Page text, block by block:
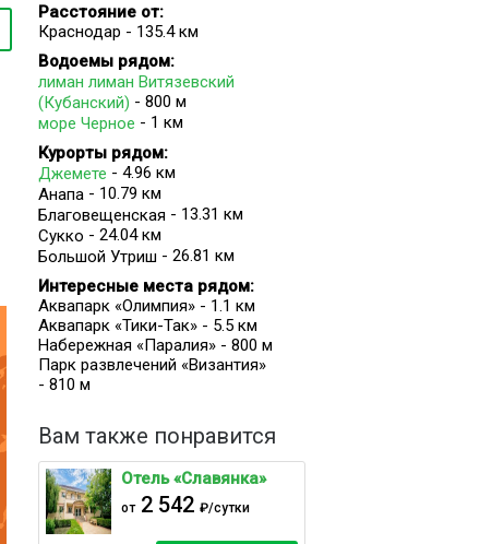
Расстояние от:
Краснодар - 135.4 км
Водоемы рядом:
лиман лиман Витязевский
(Кубанский) - 800 м
море Черное - 1 км
Курорты рядом:
Джемете - 4.96 км
Анапа - 10.79 км
Благовещенская - 13.31 км
Сукко - 24.04 км
Большой Утриш - 26.81 км
Интересные места рядом:
Аквапарк «Олимпия» - 1.1 км
Аквапарк «Тики-Так» - 5.5 км
Набережная «Паралия» - 800 м
Парк развлечений «Византия»
- 810 м
Вам также понравится
Отель «Славянка»
от2 542 ₽/сутки